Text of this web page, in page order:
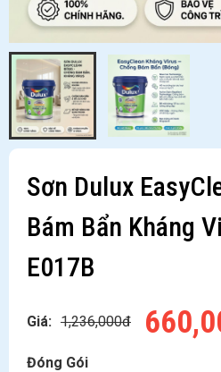
Sơn Dulux
Bám Bẩn Kháng
E017B
Giá: 1,236,000đ
Đóng Gói